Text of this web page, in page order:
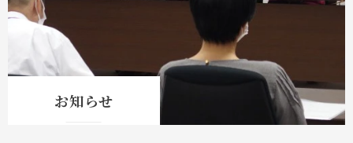
お知らせ